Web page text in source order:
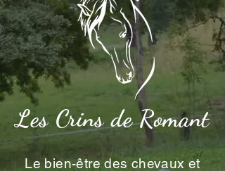
Les Crins de Romant
Le bien-être des chevaux et